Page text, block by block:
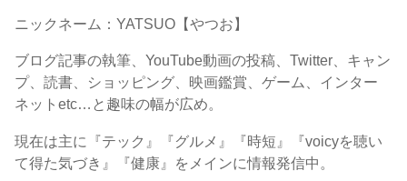
ニックネーム：YATSUO【やつお】
ブログ記事の執筆、YouTube動画の投稿、Twitter、キャン
プ、読書、ショッピング、映画鑑賞、ゲーム、インター
ネットetc…と趣味の幅が広め。
現在は主に『テック』『グルメ』『時短』『voicyを聴い
て得た気づき』『健康』をメインに情報発信中。